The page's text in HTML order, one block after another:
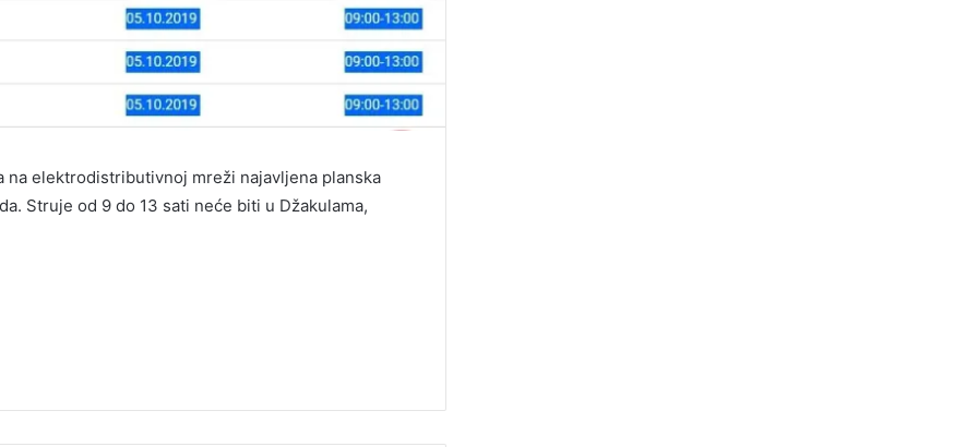
na elektrodistributivnoj mreži najavljena planska
Struje od 9 do 13 sati neće biti u Džakulama,